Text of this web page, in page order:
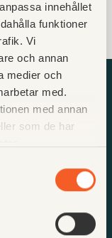
innehållet
funktioner
Vi
och annan
medier och
med.
med annan
som de har